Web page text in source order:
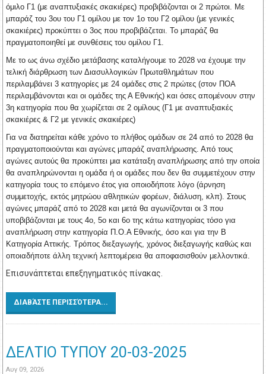
όμιλο Γ1 (με αναπτυξιακές σκακιέρες) προβιβάζονται οι 2 πρώτοι. Με
μπαράζ του 3ου του Γ1 ομίλου με τον 1ο του Γ2 ομίλου (με γενικές
σκακιέρες) προκύπτει ο 3ος που προβιβάζεται. Το μπαράζ θα
πραγματοποιηθεί με συνθέσεις του ομίλου Γ1.
Με το ως άνω σχέδιο μετάβασης καταλήγουμε το 2028 να έχουμε την
τελική διάρθρωση των Διασυλλογικών Πρωταθλημάτων που
περιλαμβάνει 3 κατηγορίες με 24 ομάδες στις 2 πρώτες (στον ΠΟΑ
περιλαμβάνονται και οι ομάδες της Α Εθνικής) και όσες απομένουν στην
3η κατηγορία που θα χωρίζεται σε 2 ομίλους (Γ1 με αναπτυξιακές
σκακιέρες & Γ2 με γενικές σκακιέρες)
Για να διατηρείται κάθε χρόνο το πλήθος ομάδων σε 24 από το 2028 θα
πραγματοποιούνται και αγώνες μπαράζ αναπλήρωσης. Από τους
αγώνες αυτούς θα προκύπτει μια κατάταξη αναπλήρωσης από την οποία
θα αναπληρώνονται η ομάδα ή οι ομάδες που δεν θα συμμετέχουν στην
κατηγορία τους το επόμενο έτος για οποιοδήποτε λόγο (άρνηση
συμμετοχής, εκτός μητρώου αθλητικών φορέων, διάλυση, κλπ). Στους
αγώνες μπαράζ από το 2028 και μετά θα αγωνίζονται οι 3 που
υποβιβάζονται με τους 4ο, 5ο και 6ο της κάτω κατηγορίας τόσο για
αναπλήρωση στην κατηγορία Π.Ο.Α Εθνικής, όσο και για την Β
Κατηγορία Αττικής. Τρόπος διεξαγωγής, χρόνος διεξαγωγής καθώς και
οποιαδήποτε άλλη τεχνική λεπτομέρεια θα αποφασισθούν μελλοντικά.
Επισυνάπτεται επεξηγηματικός πίνακας.
ΔΙΑΒΆΣΤΕ ΠΕΡΙΣΣΌΤΕΡΑ...
ΔΕΛΤΙΟ ΤΥΠΟΥ 20-03-2025
Αυγ 09, 2026